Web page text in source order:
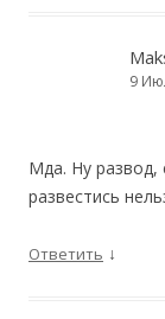
9
Мда. Ну развод,
развестись
Ответить ↓